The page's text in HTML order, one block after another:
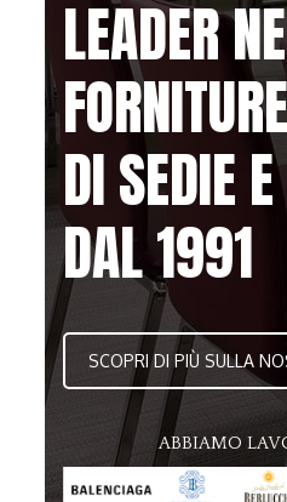
LEADER
FORNITURE
DI SEDIE
DAL 1991
SCOPRI DI PIÙ SULLA
ABBIAMO